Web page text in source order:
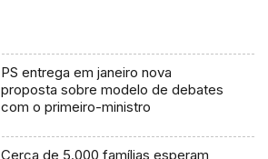
PS entrega em janeiro nova
proposta sobre modelo de debates
com o primeiro-ministro
Cerca de 5.000 famílias esperam